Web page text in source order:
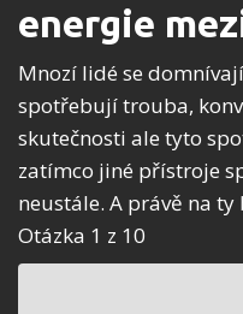
energie
Mnozí lidé se
spotřebují trouba,
skutečnosti ale tyto
zatímco jiné přístroje
neustále. A právě na
Otázka 1 z 10